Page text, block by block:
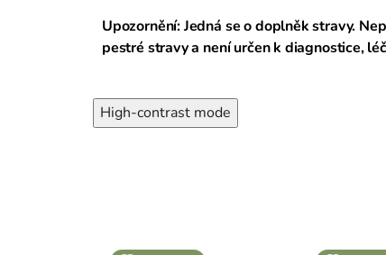
Upozornění:Jedná se o doplněk stravy.
pestré stravy a není určen k diagnostice,
High-contrast mode